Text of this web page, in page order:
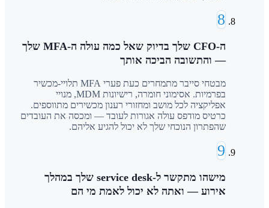
8
ה-CFO שלך בדיוק שאל כמה עולה ה-MFA שלך
— והתשובה הביכה אותך
מבטחי סייבר מתמחרים כעת פערי MFA תלויי-מכשיר
בפרמיות. אסימוני חומרה, רישיונות MDM, מנויי
אפליקציה לכל מושב ומחזורי רענון מכשירים מתווספים.
כרטיס מודפס עולה אגורות לעובד — ומכסה את העובדים
שהפתרון הנוכחי שלך לא יכול להגיע אליהם.
9
מישהו מתקשר ל-service desk שלך במהלך
אירוע — ואתה לא יכול לאמת מי הם